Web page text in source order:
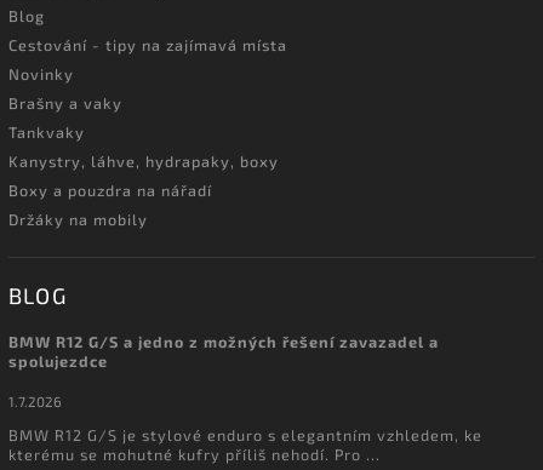
Blog
Cestování - tipy na zajímavá místa
Novinky
Brašny a vaky
Tankvaky
Kanystry, láhve, hydrapaky, boxy
Boxy a pouzdra na nářadí
Držáky na mobily
BLOG
BMW R12 G/S a jedno z možných řešení zavazadel a
spolujezdce
1.7.2026
BMW R12 G/S je stylové enduro s elegantním vzhledem, ke
kterému se mohutné kufry příliš nehodí. Pro ...